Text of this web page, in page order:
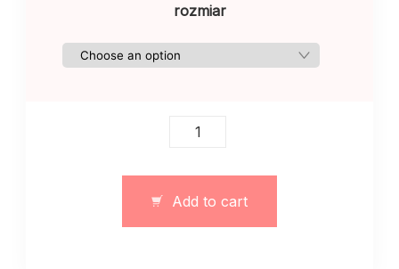
rozmiar
seksowny
Add to cart